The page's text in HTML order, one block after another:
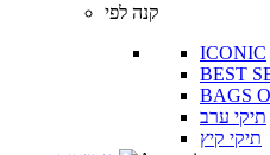
קנה לפי
ICONIC
BEST
BAGS
תיקי ערב
תיקי קיץ